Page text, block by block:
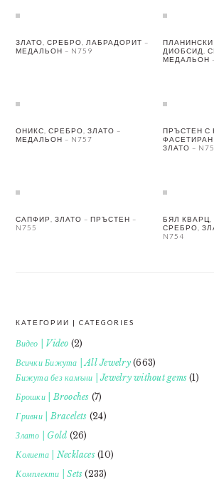
ЗЛАТО, СРЕБРО, ЛАБРАДОРИТ –
МЕДАЛЬОН – N759
ДИОБСИД,
МЕДАЛЬОН
ОНИКС, СРЕБРО, ЗЛАТО –
МЕДАЛЬОН – N757
ПРЪСТЕН С
ФАСЕТИРАН
ЗЛАТО –
САПФИР, ЗЛАТО – ПРЪСТЕН –
N755
БЯЛ КВАРЦ,
СРЕБРО,
N754
FOOTER
КАТЕГОРИИ | CATEGORIES
Видео | Video (2)
Всички Бижута | All Jewelry(663)
Бижута без камъни | Jewelry without gems (1)
Брошки | Brooches (7)
Гривни | Bracelets (24)
Злато | Gold (26)
Колиета | Necklaces(10)
Комплекти | Sets (233)